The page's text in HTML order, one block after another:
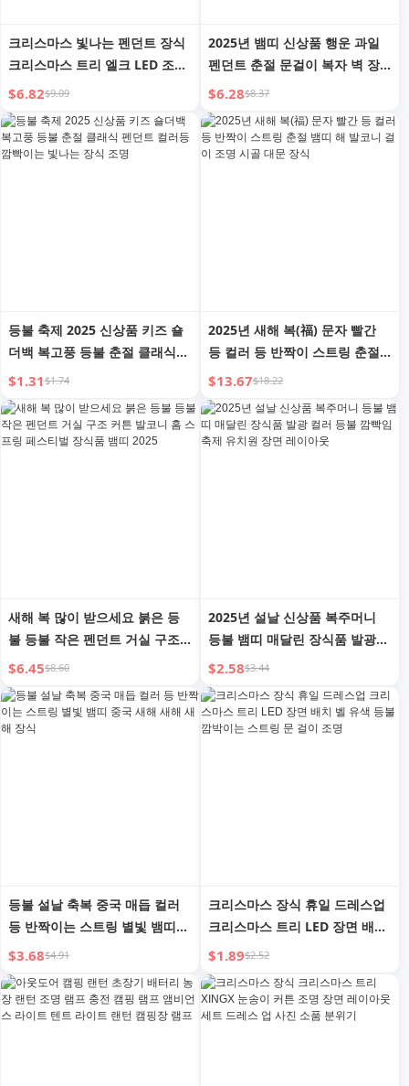
크리스마스 빛나는 펜던트 장식
크리스마스 트리 엘크 LED 조명
스트링 커튼 조명 드레스업 분위
기 별이 빛나는 하늘
$6.82$9.09
2025년 뱀띠 신상품 행운 과일
펜던트 춘절 문걸이 복자 벽 장
식 현관문 신년 용품 완성 세트
$6.28$8.37
등불 축제 2025 신상품 키즈 숄
더백 복고풍 등불 춘절 클래식
펜던트 컬러등 깜빡이는 빛나는
장식 조명
$1.31$1.74
2025년 새해 복(福) 문자 빨간
등 컬러 등 반짝이 스트링 춘절
뱀띠 해 발코니 걸이 조명 시골
대문 장식
$13.67$18.22
새해 복 많이 받으세요 붉은 등
불 등불 작은 펜던트 거실 구조
커튼 발코니 홈 스프링 페스티벌
장식품 뱀띠 2025
$6.45$8.60
2025년 설날 신상품 복주머니
등불 뱀띠 매달린 장식품 발광
컬러 등불 깜빡임 축제 유치원
장면 레이아웃
$2.58$3.44
등불 설날 축복 중국 매듭 컬러
등 반짝이는 스트링 별빛 뱀띠
중국 새해 새해 새해 장식
$3.68$4.91
크리스마스 장식 휴일 드레스업
크리스마스 트리 LED 장면 배치
벨 유색 등불 깜박이는 스트링
문 걸이 조명
$1.89$2.52